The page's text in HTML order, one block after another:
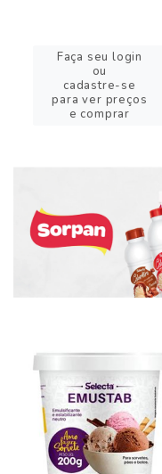
Faça seu login
ou
cadastre-se
para ver preços
e comprar